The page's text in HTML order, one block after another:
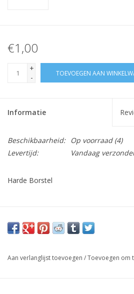
€1,00
+
-
TOEVOEGEN AAN
Informatie
Beschikbaarheid: Op voorraad(4)
Levertijd:
Vandaag
Harde Borstel
Aan verlanglijst toevoegen /Toevoegen om